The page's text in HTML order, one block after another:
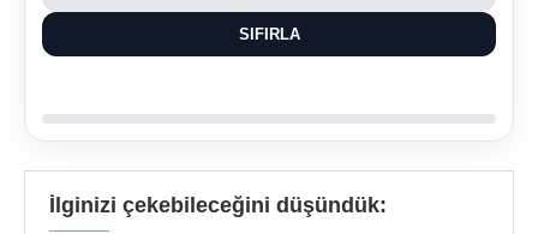
SIFIRLA
İlginizi çekebileceğini düşündük: